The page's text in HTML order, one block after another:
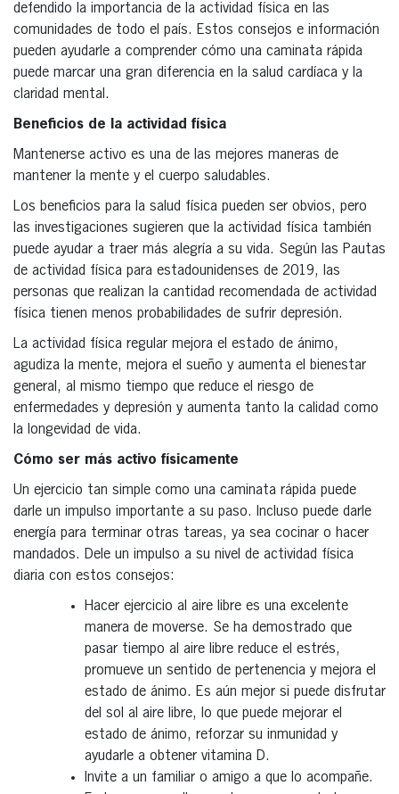
defendido la importancia de la actividad física en las
comunidades de todo el país. Estos consejos e información
pueden ayudarle a comprender cómo una caminata rápida
puede marcar una gran diferencia en la salud cardíaca y la
claridad mental.
Beneficios de la actividad física
Mantenerse activo es una de las mejores maneras de
mantener la mente y el cuerpo saludables.
Los beneficios para la salud física pueden ser obvios, pero
las investigaciones sugieren que la actividad física también
puede ayudar a traer más alegría a su vida. Según las Pautas
de actividad física para estadounidenses de 2019, las
personas que realizan la cantidad recomendada de actividad
física tienen menos probabilidades de sufrir depresión.
La actividad física regular mejora el estado de ánimo,
agudiza la mente, mejora el sueño y aumenta el bienestar
general, al mismo tiempo que reduce el riesgo de
enfermedades y depresión y aumenta tanto la calidad como
la longevidad de vida.
Cómo ser más activo físicamente
Un ejercicio tan simple como una caminata rápida puede
darle un impulso importante a su paso. Incluso puede darle
energía para terminar otras tareas, ya sea cocinar o hacer
mandados. Dele un impulso a su nivel de actividad física
diaria con estos consejos:
Hacer ejercicio al aire libre es una excelente
manera de moverse. Se ha demostrado que
pasar tiempo al aire libre reduce el estrés,
promueve un sentido de pertenencia y mejora el
estado de ánimo. Es aún mejor si puede disfrutar
del sol al aire libre, lo que puede mejorar el
estado de ánimo, reforzar su inmunidad y
ayudarle a obtener vitamina D.
Invite a un familiar o amigo a que lo acompañe.